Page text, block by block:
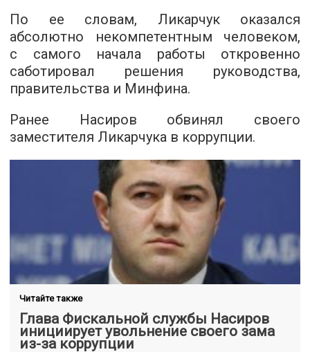
По ее словам, Ликарчук оказался
абсолютно некомпетентным человеком,
с самого начала работы откровенно
саботировал решения руководства,
правительства и Минфина.
Ранее Насиров обвинял своего
заместителя Ликарчука в коррупции.
Читайте также
Глава Фискальной службы Насиров
инициирует увольнение своего зама
из-за коррупции